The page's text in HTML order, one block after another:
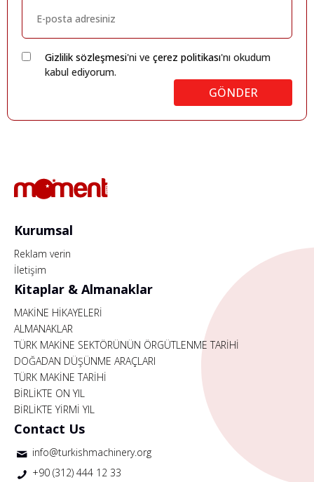
Gizlilik sözleşmesi'ni ve çerez politikası'nı okudum
kabul ediyorum.
GÖNDER
Kurumsal
Reklam verin
İletişim
Kitaplar & Almanaklar
MAKİNE HİKAYELERİ
ALMANAKLAR
TÜRK MAKİNE SEKTÖRÜNÜN ÖRGÜTLENME TARİHİ
DOĞADAN DÜŞÜNME ARAÇLARI
TÜRK MAKİNE TARİHİ
BİRLİKTE ON YIL
BİRLİKTE YİRMİ YIL
Contact Us
info@turkishmachinery.org
+90 (312) 444 12 33